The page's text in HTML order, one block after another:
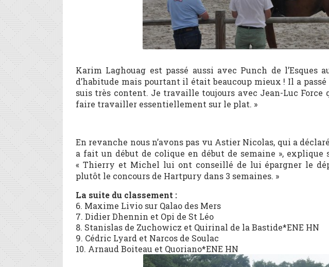
Karim Laghouag est passé aussi avec Punch de l’Esques
d’habitude mais pourtant il était beaucoup mieux ! Il a
suis très content. Je travaille toujours avec Jean-Luc
faire travailler essentiellement sur le plat. »
En revanche nous n’avons pas vu Astier Nicolas, qui a
a fait un début de colique en début de semaine »,
« Thierry et Michel lui ont conseillé de lui épargner le
plutôt le concours de Hartpury dans 3 semaines. »
La suite du classement :
6. Maxime Livio sur Qalao des Mers
7. Didier Dhennin et Opi de St Léo
8. Stanislas de Zuchowicz et Quirinal de la Bastide*ENE HN
9. Cédric Lyard et Narcos de Soulac
10. Arnaud Boiteau et Quoriano*ENE HN